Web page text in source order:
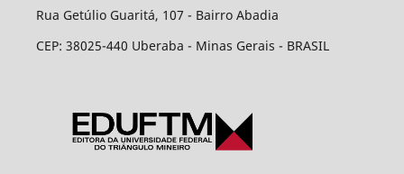
Rua Getúlio Guaritá, 107 - Bairro Abadia
CEP: 38025-440 Uberaba - Minas Gerais - BRASIL